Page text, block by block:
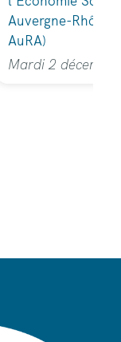
de
et Solidaire
(CRESS
Auvergne-Rhône-
AuRA)
Mardi 2